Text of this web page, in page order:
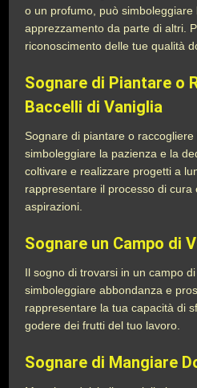
o un profumo, può
apprezzamento da parte di altri.
riconoscimento delle tue qualità
Sognare di Piantare o
Baccelli di Vaniglia
Sognare di piantare o
simboleggiare la pazienza e la
coltivare e realizzare progetti a
rappresentare il processo di cura
aspirazioni.
Sognare un Campo di
Il sogno di trovarsi in un campo
simboleggiare abbondanza e
rappresentare la tua capacità di
godere dei frutti del tuo lavoro.
Sognare di Mangiare